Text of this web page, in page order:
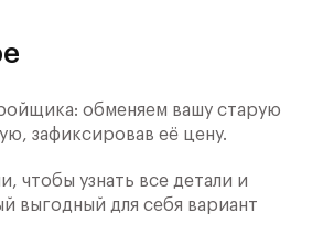
обменяем вашу старую
зафиксировав её цену.
чтобы узнать все детали и
выгодный для себя вариант